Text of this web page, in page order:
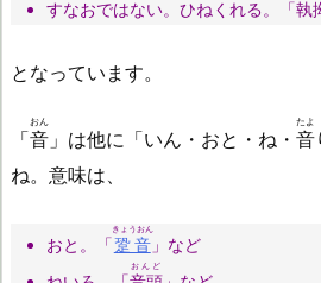
すなおではない。ひねくれる。「執
となっています。
「音
おん
」は他に「いん・おと・ね・ 音
たよ
ね。意味は、
おと。「跫音
きょうおん
」など
おんど